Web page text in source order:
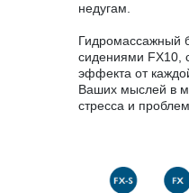
недугам.
Гидромассажный
сидениями FX10,
эффекта от
Ваших мыслей в
стресса и